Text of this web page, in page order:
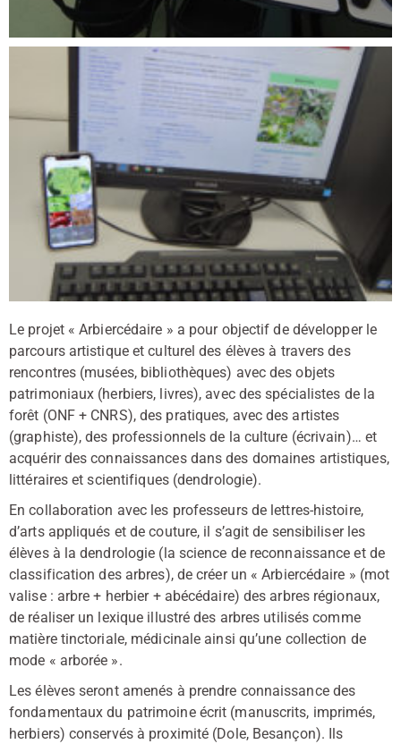
Le projet « Arbiercédaire » a pour objectif de développer le
parcours artistique et culturel des élèves à travers des
rencontres (musées, bibliothèques) avec des objets
patrimoniaux (herbiers, livres), avec des spécialistes de la
forêt (ONF + CNRS), des pratiques, avec des artistes
(graphiste), des professionnels de la culture (écrivain)… et
acquérir des connaissances dans des domaines artistiques,
littéraires et scientifiques (dendrologie).
En collaboration avec les professeurs de lettres-histoire,
d’arts appliqués et de couture, il s’agit de sensibiliser les
élèves à la dendrologie (la science de reconnaissance et de
classification des arbres), de créer un « Arbiercédaire » (mot
valise : arbre + herbier + abécédaire) des arbres régionaux,
de réaliser un lexique illustré des arbres utilisés comme
matière tinctoriale, médicinale ainsi qu’une collection de
mode « arborée ».
Les élèves seront amenés à prendre connaissance des
fondamentaux du patrimoine écrit (manuscrits, imprimés,
herbiers) conservés à proximité (Dole, Besançon). Ils